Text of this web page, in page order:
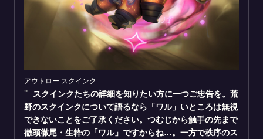
アウトロー スクインク
スクインクたちの詳細を知りたい方に一つご忠告を。荒
野のスクインクについて語るなら「ワル」いところは無視
できないことをご了承ください。つむじから触手の先まで
徹頭徹尾・生粋の「ワル」ですからね…。一方で秩序のス